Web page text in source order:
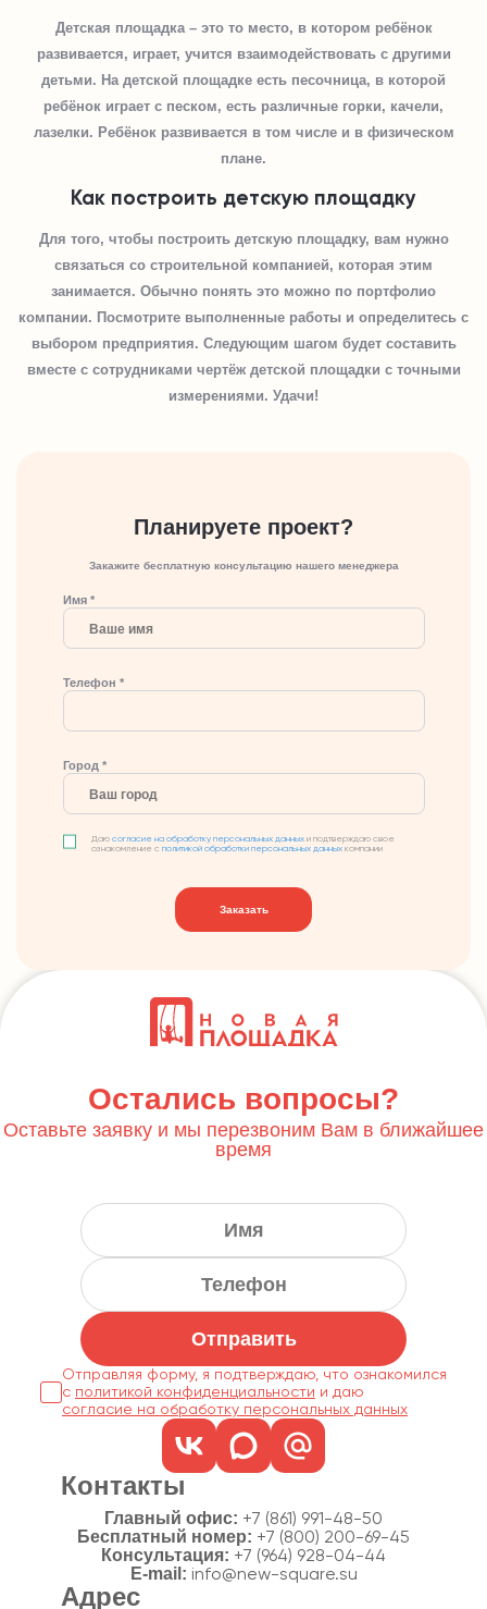
Детская площадка – это то место, в котором ребёнок
развивается, играет, учится взаимодействовать с другими
детьми. На детской площадке есть песочница, в которой
ребёнок играет с песком, есть различные горки, качели,
лазелки. Ребёнок развивается в том числе и в физическом
плане.
Как построить детскую площадку
Для того, чтобы построить детскую площадку, вам нужно
связаться со строительной компанией, которая этим
занимается. Обычно понять это можно по портфолио
компании. Посмотрите выполненные работы и определитесь с
выбором предприятия. Следующим шагом будет составить
вместе с сотрудниками чертёж детской площадки с точными
измерениями. Удачи!
Планируете проект?
Закажите бесплатную консультацию нашего менеджера
Имя *
Телефон *
Город *
Даю согласие на обработку персональных данныхи подтверждаю свое
ознакомление с политикой обработки персональных данныхкомпании
Заказать
Остались вопросы?
Оставьте заявку и мы перезвоним Вам в ближайшее
время
Отправить
Отправляя форму, я подтверждаю, что ознакомился
с политикой конфиденциальности
согласие на обработку персональных данных
Контакты
Главный офис: +7 (861) 991-48-50
Бесплатный номер: +7 (800) 200-69-45
Консультация: +7 (964) 928-04-44
E-mail: info@new-square.su
Адрес